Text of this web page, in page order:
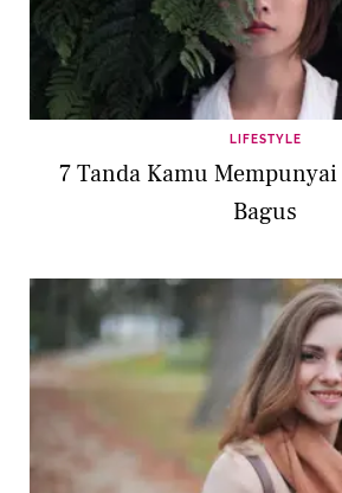
LIFESTYLE
7 Tanda Kamu
Bagus